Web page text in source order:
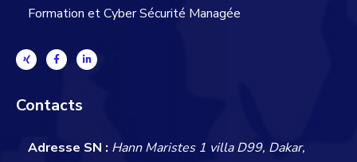
Formation et Cyber Sécurité Managée
Contacts
Adresse SN : Hann Maristes 1 villa D99, Dakar,